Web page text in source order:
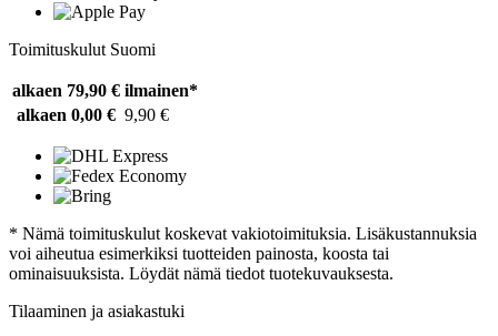
Toimituskulut Suomi
alkaen 79,90 € ilmainen*
alkaen 0,00 € 9,90 €
* Nämä toimituskulut koskevat vakiotoimituksia. Lisäkustannuksia
voi aiheutua esimerkiksi tuotteiden painosta, koosta tai
ominaisuuksista. Löydät nämä tiedot tuotekuvauksesta.
Tilaaminen ja asiakastuki